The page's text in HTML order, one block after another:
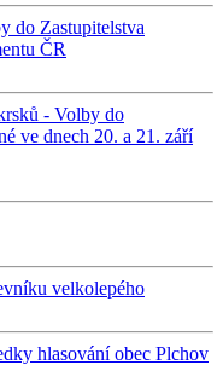
do Zastupitelstva
ČR
- Volby do
ve dnech 20. a 21. září
velkolepého
hlasování obec Plchov